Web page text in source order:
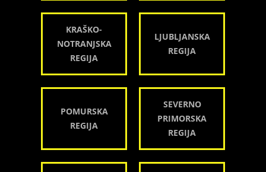
KRAŠKO-
NOTRANJSKA
REGIJA
LJUBLJANSKA
REGIJA
POMURSKA
REGIJA
SEVERNO
PRIMORSKA
REGIJA